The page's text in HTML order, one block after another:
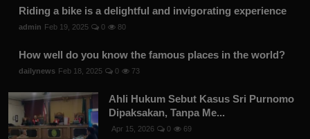
Riding a bike is a delightful and invigorating experience
admin Feb 19, 2025 0 80
How well do you know the famous places in the world?
dailynews Feb 18, 2025 0 73
Ahli Hukum Sebut Kasus Sri Purnomo
Dipaksakan, Tanpa Me...
Apr 15, 2026 0 69